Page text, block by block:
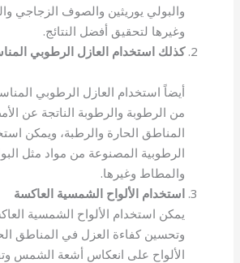
والبولي يوريثين والصوف الزجاجي
وغيرها لتحقيق أفضل النتائج.
كذلك استخدام العازل الرطوبي
أيضاً استخدام العازل الرطوبي
من الرطوبة والرطوبة الناتجة عن
المناطق الحارة والرطبة، ويمكن
الرطوبية المصنوعة من مواد مثل
والمطاط وغيرها.
استخدام الألواح الشمسية العاكسة
يمكن استخدام الألواح الشمسية
وتحسين كفاءة العزل في المناطق
الألواح على انعكاس أشعة الشمس